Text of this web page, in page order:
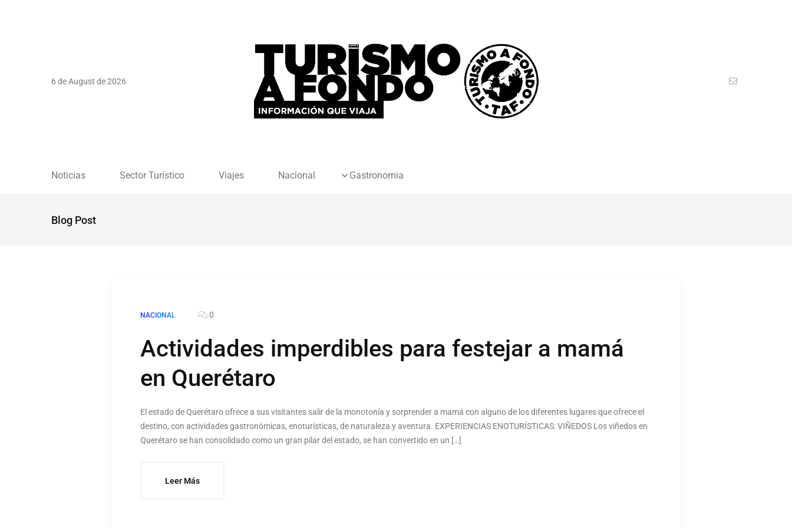
6 de August de 2026
Noticias Sector Turístico Viajes Nacional Gastronomia
Blog Post
NACIONAL 0
Actividades imperdibles para festejar a mamá
en Querétaro
El estado de Querétaro ofrece a sus visitantes salir de la monotonía y sorprender a mamá con alguno de los diferentes lugares que ofrece el
destino, con actividades gastronómicas, enoturísticas, de naturaleza y aventura. EXPERIENCIAS ENOTURÍSTICAS: VIÑEDOS Los viñedos en
Querétaro se han consolidado como un gran pilar del estado, se han convertido en un […]
Leer Más